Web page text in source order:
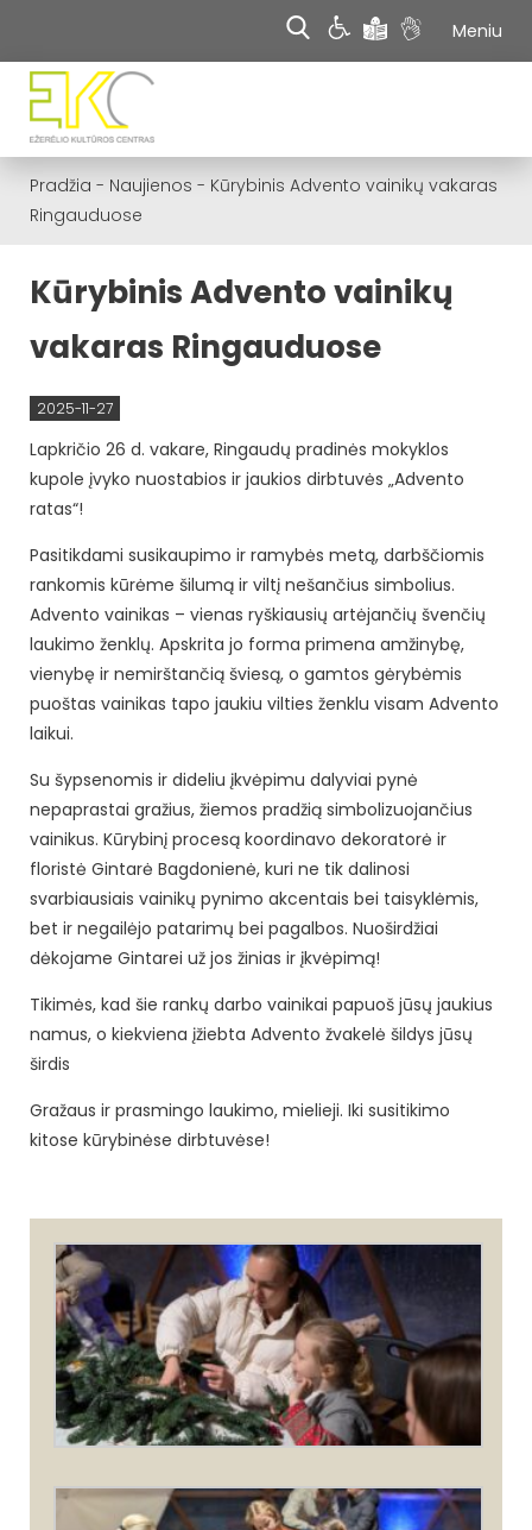
Meniu
Pradžia - Naujienos - Kūrybinis Advento vainikų vakaras
Ringauduose
Kūrybinis Advento vainikų
vakaras Ringauduose
2025-11-27
​Lapkričio 26 d. vakare, Ringaudų pradinės mokyklos
kupole įvyko nuostabios ir jaukios dirbtuvės „Advento
ratas“!
​Pasitikdami susikaupimo ir ramybės metą, darbščiomis
rankomis kūrėme šilumą ir viltį nešančius simbolius.
Advento vainikas – vienas ryškiausių artėjančių švenčių
laukimo ženklų. Apskrita jo forma primena amžinybę,
vienybę ir nemirštančią šviesą, o gamtos gėrybėmis
puoštas vainikas tapo jaukiu vilties ženklu visam Advento
laikui.
​Su šypsenomis ir dideliu įkvėpimu dalyviai pynė
nepaprastai gražius, žiemos pradžią simbolizuojančius
vainikus. Kūrybinį procesą koordinavo dekoratorė ir
floristė Gintarė Bagdonienė, kuri ne tik dalinosi
svarbiausiais vainikų pynimo akcentais bei taisyklėmis,
bet ir negailėjo patarimų bei pagalbos. Nuoširdžiai
dėkojame Gintarei už jos žinias ir įkvėpimą!
​Tikimės, kad šie rankų darbo vainikai papuoš jūsų jaukius
namus, o kiekviena įžiebta Advento žvakelė šildys jūsų
širdis
​Gražaus ir prasmingo laukimo, mielieji. Iki susitikimo
kitose kūrybinėse dirbtuvėse!